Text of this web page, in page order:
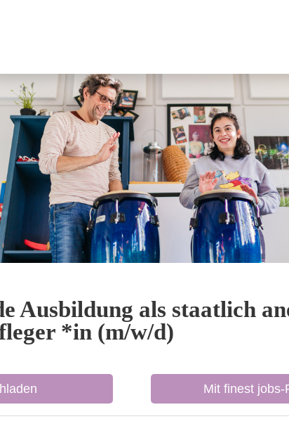
Ausbildung als staatlich
*in (m/w/d)
Mit finest jobs-